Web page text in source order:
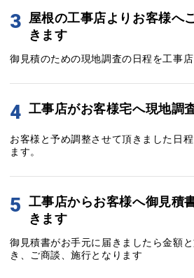
3 屋根の工事店よりお客様へ
きます
御見積のための現地調査の日程を工事店
4 工事店がお客様宅へ現地調
お客様と予め調整させて頂きました日
ます。
5 工事店からお客様へ御見積
きます
御見積書がお手元に届きましたら金額
き、ご商談、施行となります